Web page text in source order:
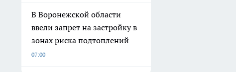
В Воронежской области
ввели запрет на застройку в
зонах риска подтоплений
07:00